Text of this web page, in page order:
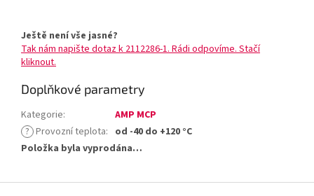
Ještě není vše jasné?
Tak nám napište dotaz k 2112286-1. Rádi odpovíme. Stačí
kliknout.
Doplňkové parametry
Kategorie:
AMP MCP
? Provozní teplota: od -40 do +120 °C
Položka byla vyprodána…